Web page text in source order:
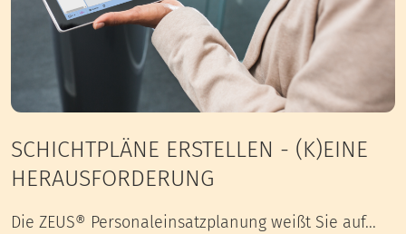
SCHICHTPLÄNE ERSTELLEN - (K)EINE
HERAUSFORDERUNG
Die ZEUS® Personaleinsatzplanung weißt Sie auf...